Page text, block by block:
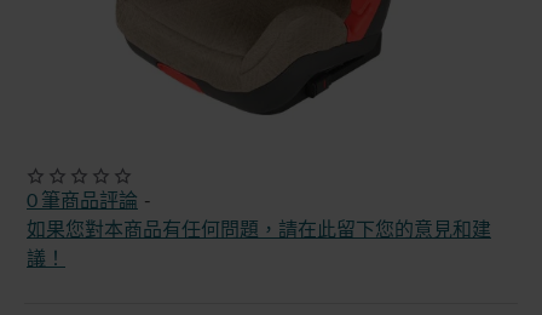
快速出貨
-33%
無庫存
0 筆商品評論 -
如果您對本商品有任何問題，請在此留下您的意見和建
議！